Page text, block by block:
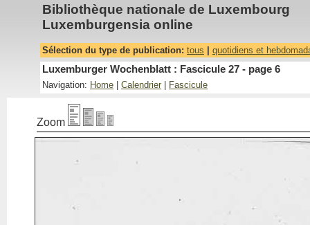
Bibliothèque nationale de Luxembourg
Luxemburgensia online
Sélection du type de publication: tous quotidiens et
Luxemburger Wochenblatt : Fascicule 27 - page 6
Navigation: Home Calendrier Fascicule
Zoom